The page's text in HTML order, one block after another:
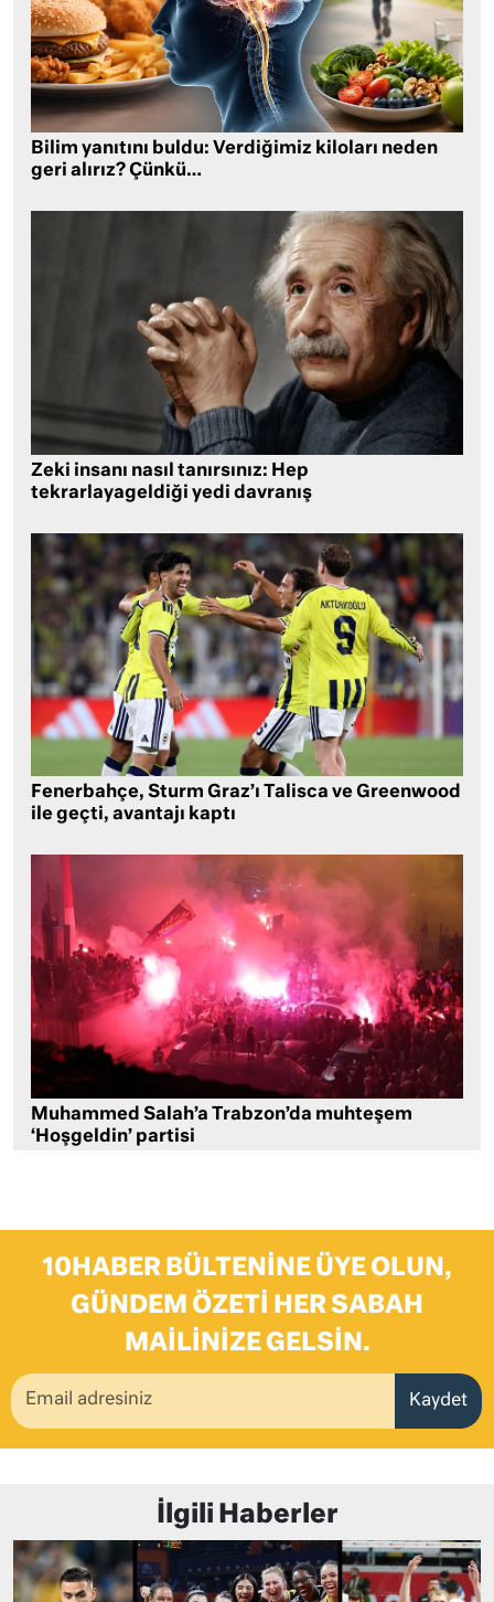
Bilim yanıtını buldu: Verdiğimiz kiloları neden
geri alırız? Çünkü…
Zeki insanı nasıl tanırsınız: Hep
tekrarlayageldiği yedi davranış
Fenerbahçe, Sturm Graz’ı Talisca ve Greenwood
ile geçti, avantajı kaptı
Muhammed Salah’a Trabzon’da muhteşem
‘Hoşgeldin’ partisi
10HABER BÜLTENINE ÜYE OLUN,
GÜNDEM ÖZETI HER SABAH
MAILINIZE GELSIN.
Kaydet
İlgili Haberler